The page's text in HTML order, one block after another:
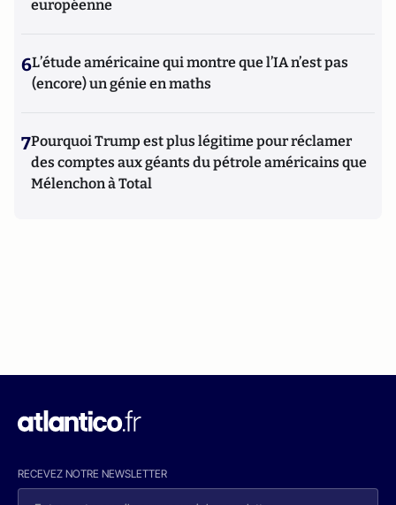
européenne
6L’étude américaine qui montre que l’IA n’est pas
(encore) un génie en maths
7Pourquoi Trump est plus légitime pour réclamer
des comptes aux géants du pétrole américains que
Mélenchon à Total
RECEVEZ NOTRE NEWSLETTER